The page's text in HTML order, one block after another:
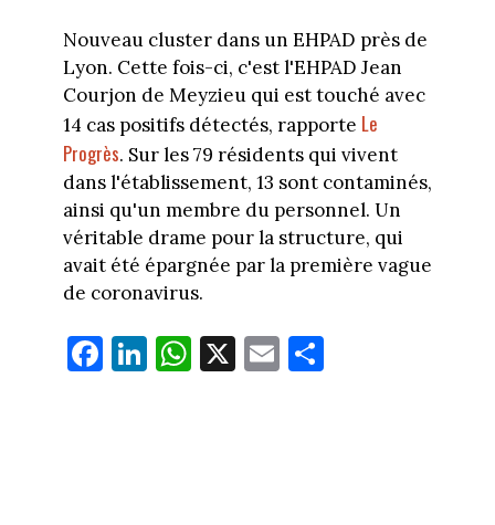
Nouveau cluster dans un EHPAD près de
Lyon. Cette fois-ci, c'est l'EHPAD Jean
Courjon de Meyzieu qui est touché avec
14 cas positifs détectés, rapporte Le
Progrès. Sur les 79 résidents qui vivent
dans l'établissement, 13 sont contaminés,
ainsi qu'un membre du personnel. Un
véritable drame pour la structure, qui
avait été épargnée par la première vague
de coronavirus.
Fa
ce
Li
nk
W
ha
X E
m
Pa